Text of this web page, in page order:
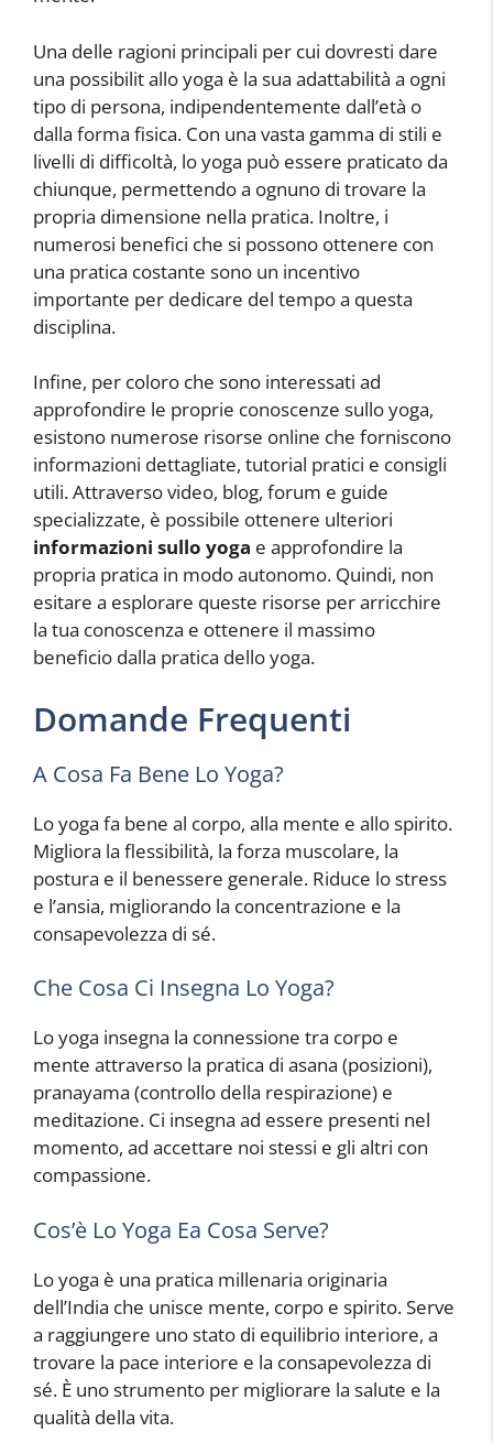
Una delle ragioni principali per cui dovresti dare
una possibilit allo yoga è la sua adattabilità a ogni
tipo di persona, indipendentemente dall’età o
dalla forma fisica. Con una vasta gamma di stili e
livelli di difficoltà, lo yoga può essere praticato da
chiunque, permettendo a ognuno di trovare la
propria dimensione nella pratica. Inoltre, i
numerosi benefici che si possono ottenere con
una pratica costante sono un incentivo
importante per dedicare del tempo a questa
disciplina.
Infine, per coloro che sono interessati ad
approfondire le proprie conoscenze sullo yoga,
esistono numerose risorse online che forniscono
informazioni dettagliate, tutorial pratici e consigli
utili. Attraverso video, blog, forum e guide
specializzate, è possibile ottenere ulteriori
informazioni sullo yoga e approfondire la
propria pratica in modo autonomo. Quindi, non
esitare a esplorare queste risorse per arricchire
la tua conoscenza e ottenere il massimo
beneficio dalla pratica dello yoga.
Domande Frequenti
A Cosa Fa Bene Lo Yoga?
Lo yoga fa bene al corpo, alla mente e allo spirito.
Migliora la flessibilità, la forza muscolare, la
postura e il benessere generale. Riduce lo stress
e l’ansia, migliorando la concentrazione e la
consapevolezza di sé.
Che Cosa Ci Insegna Lo Yoga?
Lo yoga insegna la connessione tra corpo e
mente attraverso la pratica di asana (posizioni),
pranayama (controllo della respirazione) e
meditazione. Ci insegna ad essere presenti nel
momento, ad accettare noi stessi e gli altri con
compassione.
Cos’è Lo Yoga Ea Cosa Serve?
Lo yoga è una pratica millenaria originaria
dell’India che unisce mente, corpo e spirito. Serve
a raggiungere uno stato di equilibrio interiore, a
trovare la pace interiore e la consapevolezza di
sé. È uno strumento per migliorare la salute e la
qualità della vita.